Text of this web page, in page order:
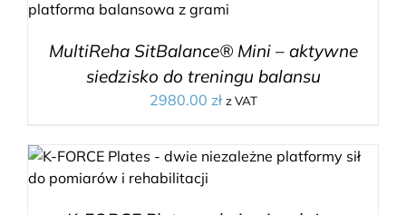
MultiReha SitBalance® Mini – aktywne
siedzisko do treningu balansu
2980.00 zł z VAT